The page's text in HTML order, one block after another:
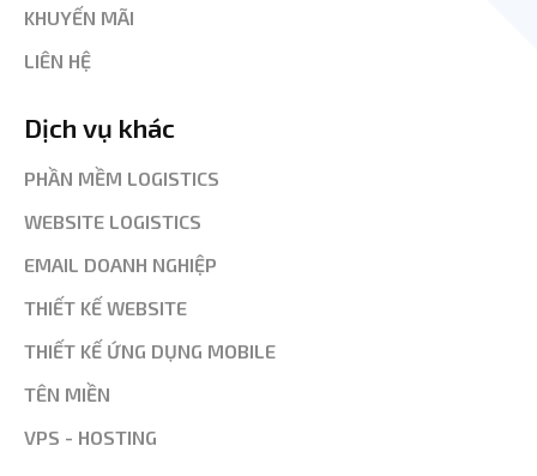
KHUYẾN MÃI
LIÊN HỆ
Dịch vụ khác
PHẦN MỀM LOGISTICS
WEBSITE LOGISTICS
EMAIL DOANH NGHIỆP
THIẾT KẾ WEBSITE
THIẾT KẾ ỨNG DỤNG MOBILE
TÊN MIỀN
VPS - HOSTING